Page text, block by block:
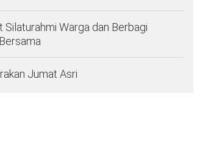
Warga dan Berbagi
Jumat Asri